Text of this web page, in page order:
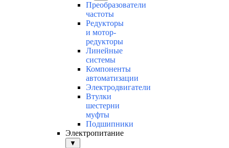
Преобразователи
частоты
Редукторы
и мотор-
редукторы
Линейные
системы
Компоненты
автоматизации
Электродвигатели
Втулки
шестерни
муфты
Подшипники
Электропитание
▼